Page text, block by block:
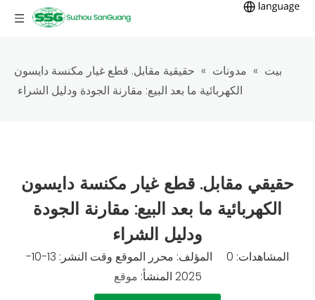
بيت » مدونات » حقيقية مقابل. قطع غيار مكنسة دايسون
الكهربائية ما بعد البيع: مقارنة الجودة ودليل الشراء
حقيقي مقابل. قطع غيار مكنسة دايسون
الكهربائية ما بعد البيع: مقارنة الجودة
ودليل الشراء
المشاهدات: 0
المؤلف: محرر الموقع وقت النشر: 13-10-
2025 المنشأ:
موقع